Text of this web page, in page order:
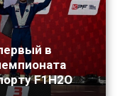
в
F1H2O